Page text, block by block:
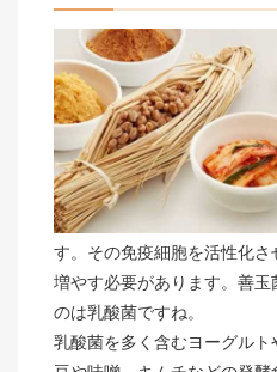
す。その免疫細胞を活性化
増やす必要があります。善
のは乳酸菌ですね。
乳酸菌を多く含むヨーグル